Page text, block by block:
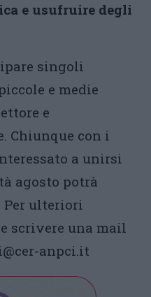
e usufruire degli
singoli
e medie
e
Chiunque con i
a unirsi
agosto potrà
Per ulteriori
scrivere una mail
anpci.it